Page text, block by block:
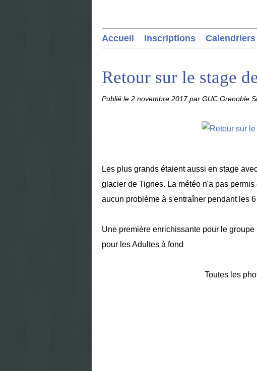
Accueil Inscriptions Calendriers
Retour sur le stage
Publié le 2 novembre 2017par GUC Grenoble
Les plus grands étaient aussi en stage
glacier de Tignes. La météo n'a pas
aucun problème à s'entraîner pendant les
Une première enrichissante pour le
pour les Adultes à fond
Toutes les